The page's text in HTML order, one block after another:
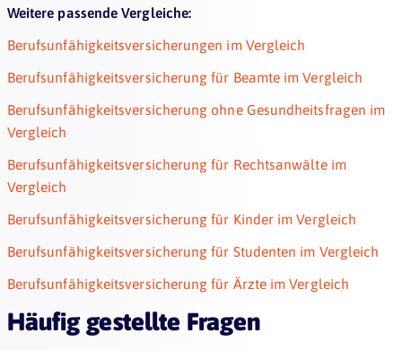
Weitere passende Vergleiche:
Berufsunfähigkeitsversicherungen im Vergleich
Berufsunfähigkeitsversicherung für Beamte im Vergleich
Berufsunfähigkeitsversicherung ohne Gesundheitsfragen im
Vergleich
Berufsunfähigkeitsversicherung für Rechtsanwälte im
Vergleich
Berufsunfähigkeitsversicherung für Kinder im Vergleich
Berufsunfähigkeitsversicherung für Studenten im Vergleich
Berufsunfähigkeitsversicherung für Ärzte im Vergleich
Häufig gestellte Fragen